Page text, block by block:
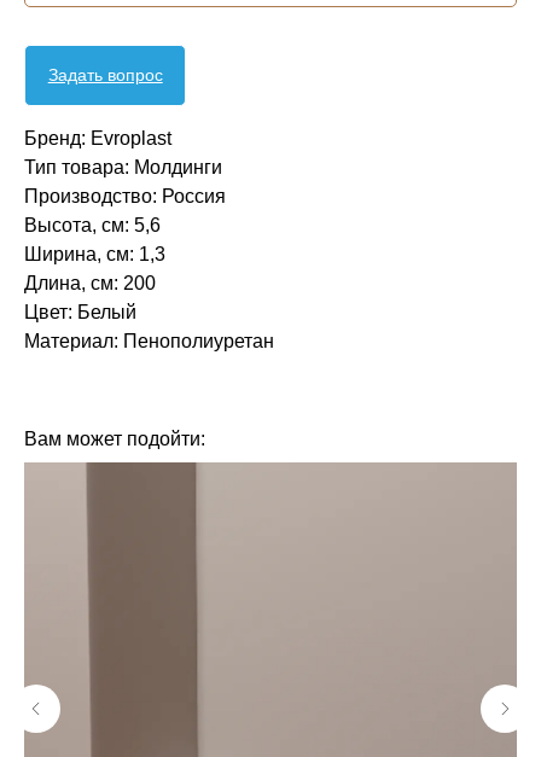
Задать вопрос
Бренд: Evroplast
Тип товара: Молдинги
Производство: Россия
Высота, см: 5,6
Ширина, см: 1,3
Длина, см: 200
Цвет: Белый
Материал: Пенополиуретан‎‎
Вам может подойти: